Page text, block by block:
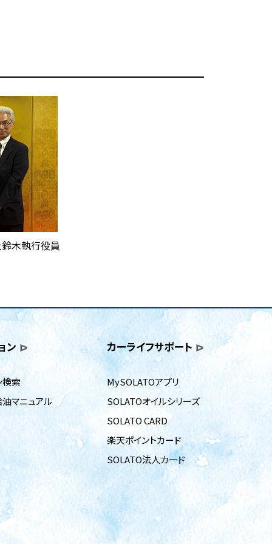
木執行役員
ン
検索
マニュアル
カーライフサポート
MySOLATOアプリ
SOLATOオイルシリーズ
SOLATO CARD
楽天ポイントカード
SOLATO法人カード